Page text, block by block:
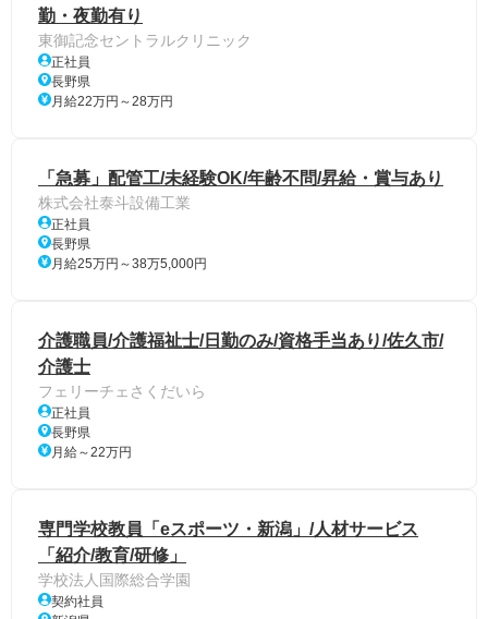
勤・夜勤有り
東御記念セントラルクリニック
正社員
長野県
月給22万円～28万円
「急募」配管工/未経験OK/年齢不問/昇給・賞与あり
株式会社泰斗設備工業
正社員
長野県
月給25万円～38万5,000円
介護職員/介護福祉士/日勤のみ/資格手当あり/佐久市/
介護士
フェリーチェさくだいら
正社員
長野県
月給～22万円
専門学校教員「eスポーツ・新潟」/人材サービス
「紹介/教育/研修」
学校法人国際総合学園
契約社員